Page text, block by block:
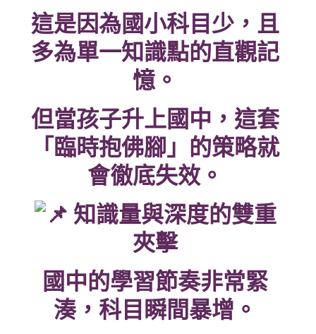
這是因為國小科目少，且
多為單一知識點的直觀記
憶。
但當孩子升上國中，這套
「臨時抱佛腳」的策略就
會徹底失效。
知識量與深度的雙重
夾擊
國中的學習節奏非常緊
湊，科目瞬間暴增。